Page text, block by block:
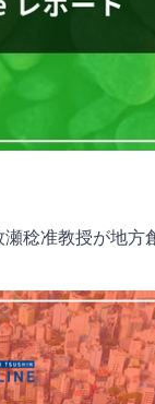
稔准教授が地方